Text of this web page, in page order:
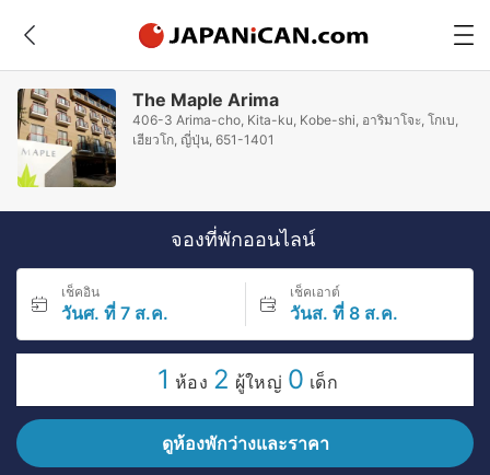
The Maple Arima
406-3 Arima-cho, Kita-ku, Kobe-shi, อาริมาโจะ, โกเบ,
เฮียวโก, ญี่ปุ่น, 651-1401
จองที่พักออนไลน์
เช็คอิน
วันศ. ที่ 7 ส.ค.
เช็คเอาต์
วันส. ที่ 8 ส.ค.
1 ห้อง 2 ผู้ใหญ่ 0 เด็ก
ดูห้องพักว่างและราคา